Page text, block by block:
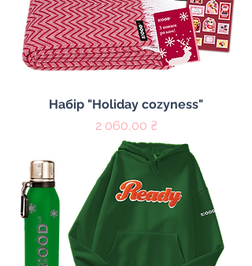
Набір "Holiday cozyness"
Цена
2 060,00 ₴